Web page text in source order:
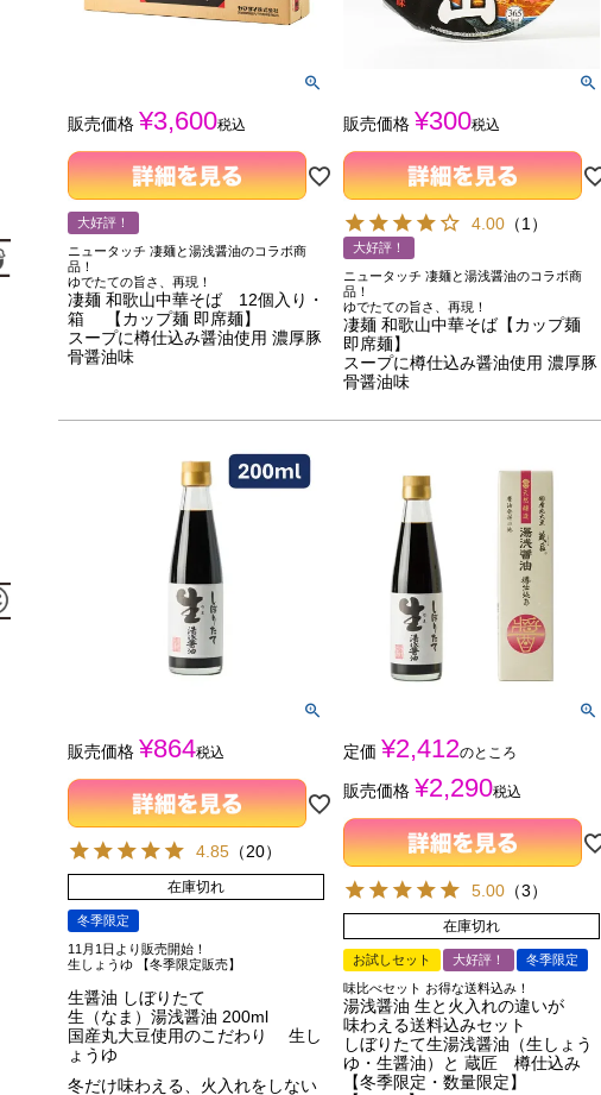
販売価格 ¥3,600税込
大好評！
ニュータッチ 凄麺と湯浅醤油のコラボ商
品！
ゆでたての旨さ、再現！
凄麺 和歌山中華そば 12個入り・
箱 【カップ麺 即席麺】
スープに樽仕込み醤油使用 濃厚豚
骨醤油味
販売価格 ¥300税込
4.00 （1 ）
大好評！
ニュータッチ 凄麺と湯浅醤油のコラボ商
品！
ゆでたての旨さ、再現！
凄麺 和歌山中華そば【カップ麺
即席麺】
スープに樽仕込み醤油使用 濃厚豚
骨醤油味
販売価格 ¥864税込
4.85 （20）
在庫切れ
冬季限定
11月1日より販売開始！
生しょうゆ 【冬季限定販売】
生醤油 しぼりたて
生（なま）湯浅醤油 200ml
国産丸大豆使用のこだわり 生し
ょうゆ
冬だけ味わえる、火入れをしない
定価 ¥2,412のところ
販売価格 ¥2,290税込
5.00 （3）
在庫切れ
お試しセット 大好評！
冬季限定
味比べセット お得な送料込み！
湯浅醤油 生と火入れの違いが
味わえる送料込みセット
しぼりたて生湯浅醤油（生しょう
ゆ・生醤油）と 蔵匠 樽仕込み
【冬季限定・数量限定】